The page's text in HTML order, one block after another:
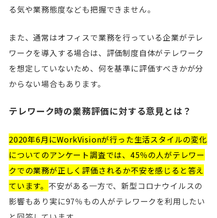
る気や業務態度なども把握できません。
また、通常はオフィスで業務を行っている企業がテレ
ワークを導入する場合は、評価制度自体がテレワーク
を想定していないため、何を基準に評価すべきかが分
からない場合もあります。
テレワーク時の業務評価に対する意見とは？
2020年6月にWorkVisionが行った生活スタイルの変化
についてのアンケート調査では、45％の人がテレワー
クでの業務が正しく評価されるか不安を感じると答え
ています。 不安がある一方で、新型コロナウイルスの
影響もあり実に97％もの人がテレワークを利用したい